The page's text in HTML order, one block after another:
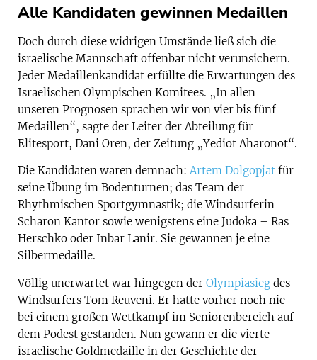
Alle Kandidaten gewinnen Medaillen
Doch durch diese widrigen Umstände ließ sich die
israelische Mannschaft offenbar nicht verunsichern.
Jeder Medaillenkandidat erfüllte die Erwartungen des
Israelischen Olympischen Komitees. „In allen
unseren Prognosen sprachen wir von vier bis fünf
Medaillen“, sagte der Leiter der Abteilung für
Elitesport, Dani Oren, der Zeitung „Yediot Aharonot“.
Die Kandidaten waren demnach: Artem Dolgopjat für
seine Übung im Bodenturnen; das Team der
Rhythmischen Sportgymnastik; die Windsurferin
Scharon Kantor sowie wenigstens eine Judoka – Ras
Herschko oder Inbar Lanir. Sie gewannen je eine
Silbermedaille.
Völlig unerwartet war hingegen der Olympiasieg des
Windsurfers Tom Reuveni. Er hatte vorher noch nie
bei einem großen Wettkampf im Seniorenbereich auf
dem Podest gestanden. Nun gewann er die vierte
israelische Goldmedaille in der Geschichte der